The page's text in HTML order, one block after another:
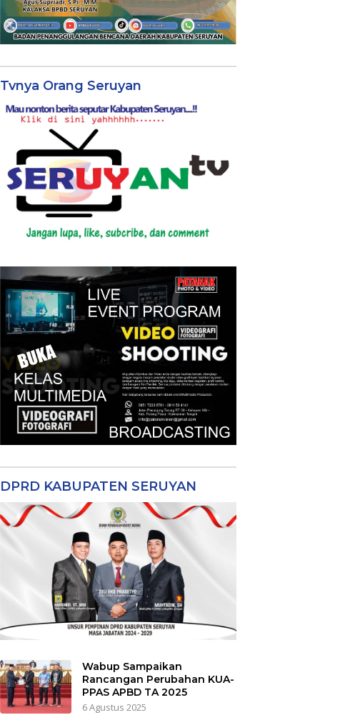
Tvnya Orang Seruyan
DPRD KABUPATEN SERUYAN
Wabup Sampaikan
Rancangan Perubahan KUA-
PPAS APBD TA 2025
6 Agustus 2025